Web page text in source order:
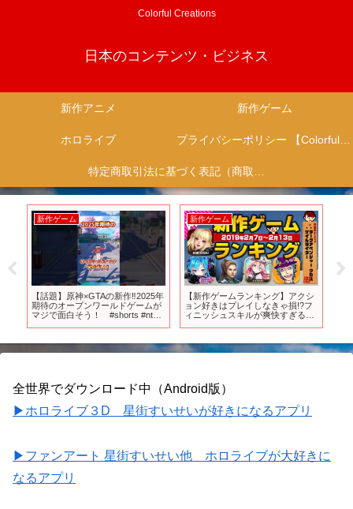
Colorful Creations
日本のコンテンツ・ビジネス
新作アニメ 新作ゲーム
ホロライブ プライバシーポリシー 【Colorful Creation】
特定商取引法に基づく表記（商取引に関する開示）
新作ゲーム
【話題】原神×GTAの新作‼2025年
期待のオープンワールドゲームが
マジで面白そう！ #shorts #nte
新作ゲーム
【新作ゲームランキング】アクシ
ョン好きはプレイしなきゃ損!?フ
ィニッシュスキルが爽快すぎる
全世界でダウンロード中（Android版）
▶ホロライブ３D 星街すいせいが好きになるアプリ
▶ファンアート 星街すいせい他 ホロライブが大好きに
なるアプリ